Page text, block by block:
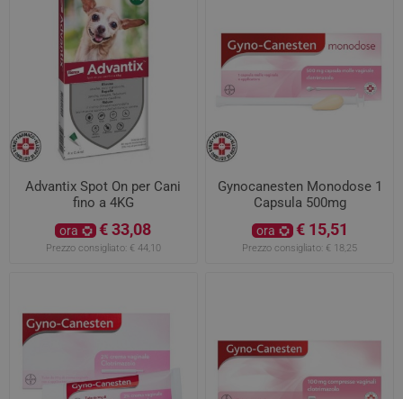
Advantix Spot On per Cani
fino a 4KG
ora € 33,08
Prezzo consigliato: € 44,10
Gynocanesten Monodose 1
Capsula 500mg
ora € 15,51
Prezzo consigliato: € 18,25